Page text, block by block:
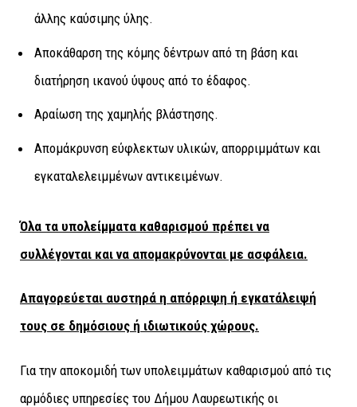
άλλης καύσιμης ύλης.
Αποκάθαρση της κόμης δέντρων από τη βάση και
διατήρηση ικανού ύψους από το έδαφος.
Αραίωση της χαμηλής βλάστησης.
Απομάκρυνση εύφλεκτων υλικών, απορριμμάτων και
εγκαταλελειμμένων αντικειμένων.
Όλα τα υπολείμματα καθαρισμού πρέπει να
συλλέγονται και να απομακρύνονται με ασφάλεια.
Απαγορεύεται αυστηρά η απόρριψη ή εγκατάλειψή
τους σε δημόσιους ή ιδιωτικούς χώρους.
Για την αποκομιδή των υπολειμμάτων καθαρισμού από τις
αρμόδιες υπηρεσίες του Δήμου Λαυρεωτικής οι